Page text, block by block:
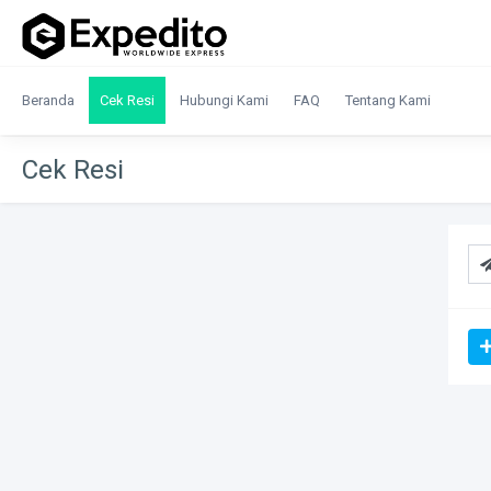
Beranda Cek Resi Hubungi Kami FAQ Tentang Kami
Cek Resi